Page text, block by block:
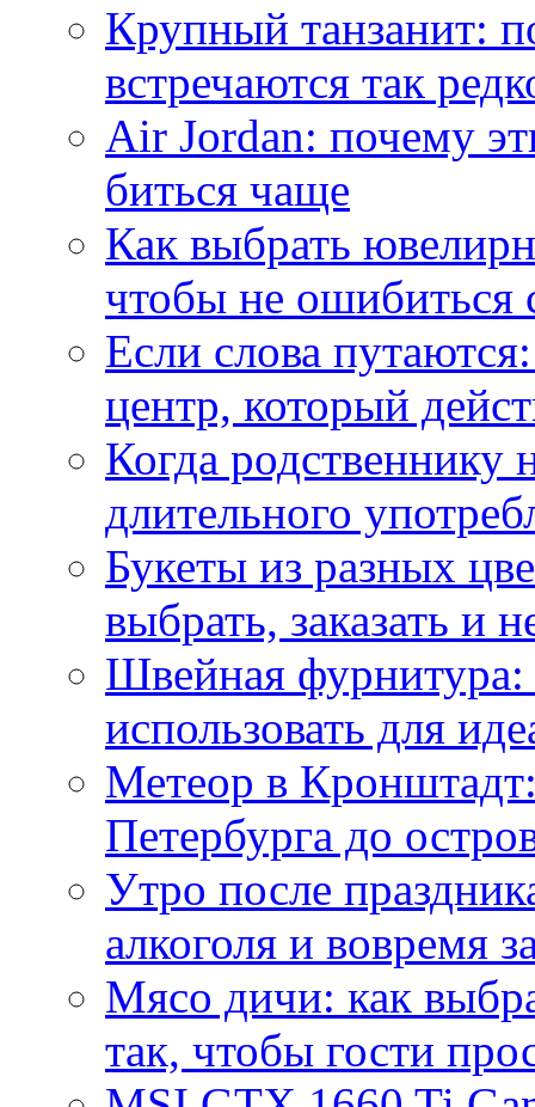
Крупный танзанит:
встречаются так
Air Jordan: почему
биться чаще
Как выбрать
чтобы не ошибиться
Если слова
центр, который
Когда
длительного
Букеты из разных
выбрать, заказать и
Швейная фурнитура:
использовать для
Метеор в
Петербурга до
Утро после
алкоголя и вовремя
Мясо дичи: как
так, чтобы гости